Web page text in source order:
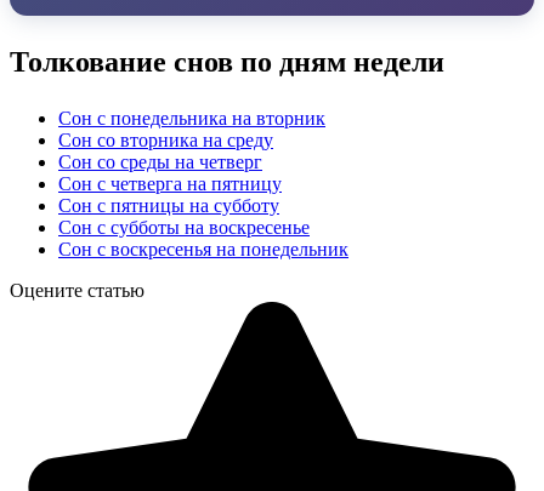
Толкование снов по дням недели
Сон с понедельника на вторник
Сон со вторника на среду
Сон со среды на четверг
Сон с четверга на пятницу
Сон с пятницы на субботу
Сон с субботы на воскресенье
Сон с воскресенья на понедельник
Оцените статью